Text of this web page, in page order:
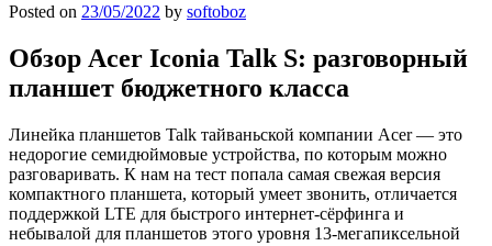
Posted on 23/05/2022 by softoboz
Обзор Acer Iconia Talk S: разговорный
планшет бюджетного класса
Линейка планшетов Talk тайваньской компании Acer — это
недорогие семидюймовые устройства, по которым можно
разговаривать. К нам на тест попала самая свежая версия
компактного планшета, который умеет звонить, отличается
поддержкой LTE для быстрого интернет-сёрфинга и
небывалой для планшетов этого уровня 13-мегапиксельной